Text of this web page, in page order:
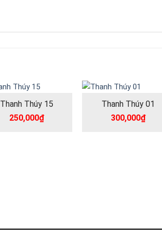
Thanh Thúy 15
250,000₫
Thanh Thúy 01
300,000₫